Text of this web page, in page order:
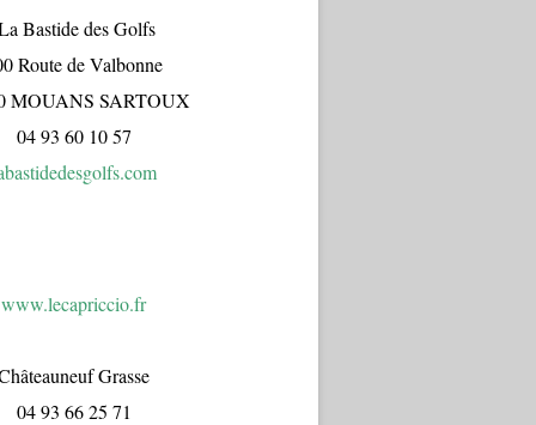
Bastide des Golfs
Route de Valbonne
MOUANS SARTOUX
04 93 60 10 57
www.lecapriccio.fr
Grasse
04 93 66 25 71